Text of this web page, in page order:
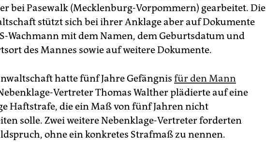
bei Pasewalk (Mecklenburg-Vorpommern) gearbeitet. Die
stützt sich bei ihrer Anklage aber auf Dokumente
Wachmann mit dem Namen, dem Geburtsdatum und
des Mannes sowie auf weitere Dokumente.
hatte fünf Jahre Gefängnis für den Mann
Vertreter Thomas Walther plädierte auf eine
Haftstrafe, die ein Maß von fünf Jahren nicht
solle. Zwei weitere Nebenklage-Vertreter forderten
ohne ein konkretes Strafmaß zu nennen.